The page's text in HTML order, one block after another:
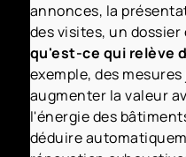
annonces, la
des visites, un
qu'est-ce qui relève
exemple, des
augmenter la valeur
l'énergie des
déduire